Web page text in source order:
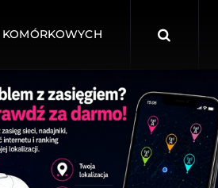
for: